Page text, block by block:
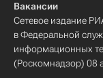
Вакансии
Сетевое издание
в Федеральной
информационных
(Роскомнадзор) 08